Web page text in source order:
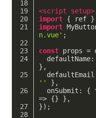
<script setup>
import { ref }
import
n.vue' ;
const props =
defaultName
},
defaultEmail
''
},
onSubmit : {
=> {} },
});